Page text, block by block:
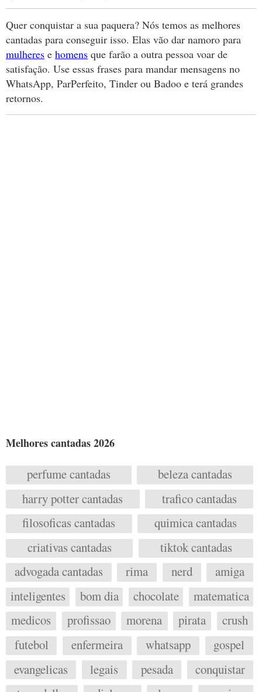
Quer conquistar a sua paquera? Nós temos as melhores
cantadas para conseguir isso. Elas vão dar namoro para
mulheres e homens que farão a outra pessoa voar de
satisfação. Use essas frases para mandar mensagens no
WhatsApp, ParPerfeito, Tinder ou Badoo e terá grandes
retornos.
Melhores cantadas 2026
perfume cantadas
beleza cantadas
harry potter cantadas
trafico cantadas
filosoficas cantadas
quimica cantadas
criativas cantadas
tiktok cantadas
advogada cantadas
rima nerd
amiga
inteligentes
bom dia chocolate
matematica
medicos
profissao morena pirata
crush
futebol
enfermeira whatsapp
gospel
evangelicas
legais pesada
conquistar